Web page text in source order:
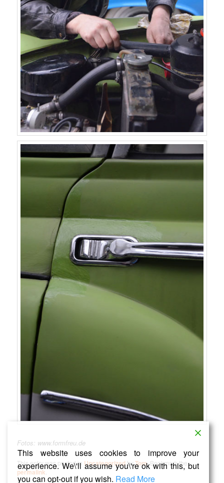
Fotos: www.formfreu.de
This entry was posted in UncategorizedbyTom. Bookmark the
permalink.
This website uses cookies to improve your
experience. We\'ll assume you\'re ok with this, but
you can opt-out if you wish. Read More